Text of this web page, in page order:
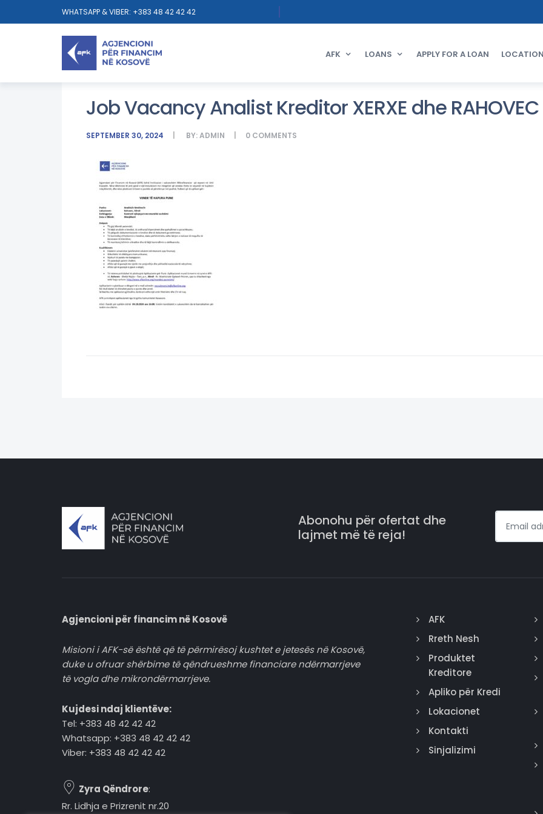
WHATSAPP & VIBER: +383 48 42 42 42
AFK LOANS APPLY FOR A LOAN
Job Vacancy Analist Kreditor XERXE dhe RAHOVEC
SEPTEMBER 30, 2024 BY:ADMIN 0 COMMENTS
Abonohu për ofertat dhe
lajmet më të reja!
Agjencioni për financim në Kosovë
Misioni i AFK-së është që të përmirësoj kushtet e jetesës në Kosovë,
duke u ofruar shërbime të qëndrueshme financiare ndërmarrjeve
të vogla dhe mikrondërmarrjeve.
Kujdesi ndaj klientëve:
Tel: +383 48 42 42 42
Whatsapp: +383 48 42 42 42
Viber: +383 48 42 42 42
Zyra Qëndrore:
Rr. Lidhja e Prizrenit nr.20
AFK
Rreth Nesh
Produktet
Kreditore
Apliko për Kredi
Lokacionet
Kontakti
Sinjalizimi